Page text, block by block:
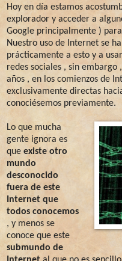
Hoy en día estamos
explorador y acceder a
Google principalmente )
Nuestro uso de Internet se
prácticamente a esto y a
redes sociales , sin embargo
años , en los comienzos de
exclusivamente directas
conociésemos previamente.
Lo que mucha
gente ignora es
que existe otro
mundo
desconocido
fuera de este
Internet que
todos conocemos
, y menos se
conoce que este
submundo de